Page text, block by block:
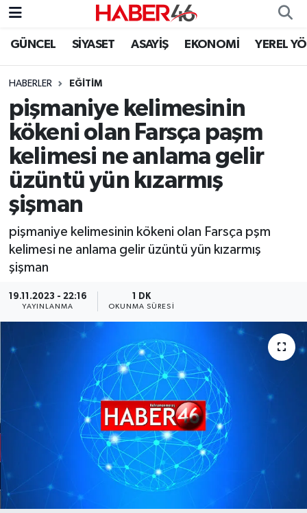
GÜNCEL SİYASET ASAYİŞ EKONOMİ YEREL
HABERLER EĞİTİM
pişmaniye kelimesinin
kökeni olan Farsça paşm
kelimesi ne anlama gelir
üzüntü yün kızarmış
şişman
pişmaniye kelimesinin kökeni olan Farsça pşm
kelimesi ne anlama gelir üzüntü yün kızarmış
şişman
19.11.2023 - 22:16
YAYINLANMA
1 DK
OKUNMA SÜRESI
GÜNCEL
SİYASET
EKONOMİ
SPOR
YAŞAM
TEKNOLOJİ
EĞİTİM
İLÇE HABERLERİ
KÜLTÜR-SANAT
KSÜ
MAGAZİN
Nöbetçi Eczaneler
Hava Durumu
Kahramanmaraş Namaz Vakitleri
Trafik Durumu
Süper Lig Puan Durumu ve Fikstür
Tüm Manşetler
Haber Arşivi